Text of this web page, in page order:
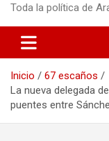
Toda la política de
Inicio
67 escaños
La nueva delegada
puentes entre